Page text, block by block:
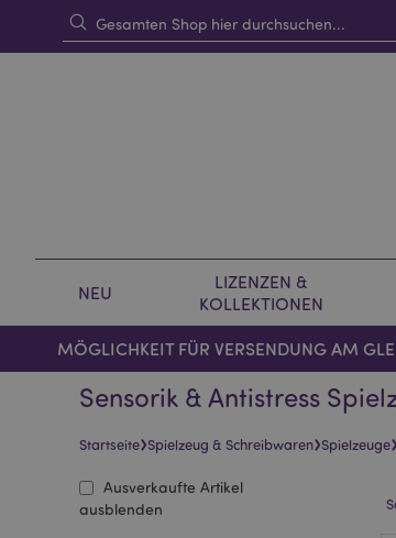
NEU
LIZENZEN &
KOLLEKTIONEN
MÖGLICHKEIT FÜR VERSENDUNG AM
Sensorik & Antistress
Startseite›Spielzeug & Schreibwaren›Spielzeuge›
Ausverkaufte Artikel
ausblenden